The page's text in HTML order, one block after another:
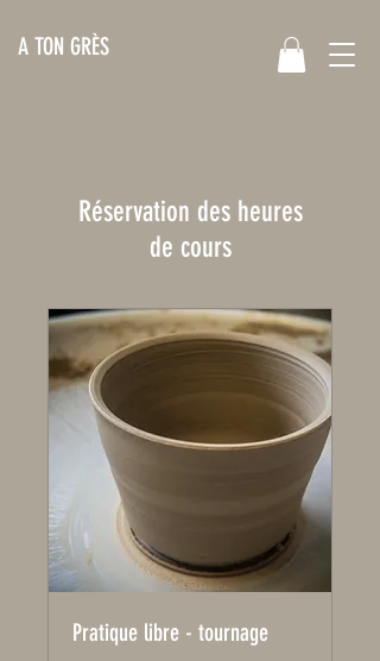
A TON GRÈS
Réservation des heures
de cours
Pratique libre - tournage